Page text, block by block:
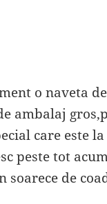
o naveta
ambalaj
care este
peste tot
soarece de